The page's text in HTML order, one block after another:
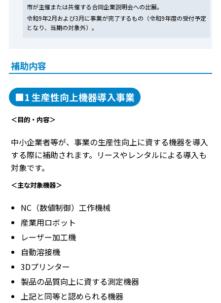
市が主催または共催する合同企業説明会への出展。
令和9年2月および3月に事業が完了するもの（令和9年度の受付予定
となり、当期の対象外）。
補助内容
■1 生産性向上機器導入事業
＜目的・内容＞
中小企業者等が、事業の生産性向上に資する機器を導入
する際に補助されます。リースやレンタルによる導入も
対象です。
＜主な対象機器＞
NC（数値制御）工作機械
産業用ロボット
レーザー加工機
自動溶接機
3Dプリンター
製品の品質向上に資する測定機器
上記と同等と認められる機器